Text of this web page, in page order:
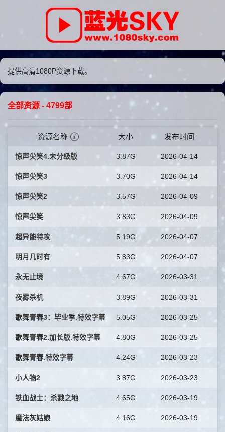
提供高清1080P资源下载。
全部资源 - 4799部
资源名称 大小 发布时间
惊声尖笑4.未分级版 3.87G 2026-04-14
惊声尖笑3 3.70G 2026-04-14
惊声尖笑2 3.57G 2026-04-09
惊声尖笑 3.83G 2026-04-09
超异能特攻 5.19G 2026-04-07
明月几时有 5.83G 2026-04-07
永无止境 4.67G 2026-03-31
夜雾杀机 3.89G 2026-03-31
歌舞青春3：毕业季.特效字幕 5.05G 2026-03-25
歌舞青春2.加长版.特效字幕 4.80G 2026-03-25
歌舞青春.特效字幕 4.24G 2026-03-23
小人物2 3.87G 2026-03-23
铁血战士：杀戮之地 4.65G 2026-03-19
魔法灰姑娘 4.16G 2026-03-19